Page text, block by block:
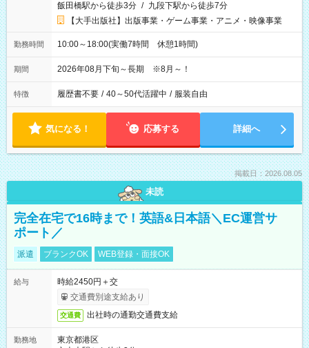
飯田橋駅から徒歩3分 / 九段下駅から徒歩7分
【大手出版社】出版事業・ゲーム事業・アニメ・映像事業
勤務時間 10:00～18:00(実働7時間 休憩1時間)
期間 2026年08月下旬～長期 ※8月～！
特徴 履歴書不要 / 40～50代活躍中 / 服装自由
気になる！ 応募する 詳細へ
掲載日：2026.08.05
未読
完全在宅で16時まで！英語&日本語＼EC運営サ
ポート／
派遣 ブランクOK WEB登録・面接OK
給与
時給2450円＋交
交通費別途支給あり
交通費 出社時の通勤交通費支給
勤務地
東京都港区